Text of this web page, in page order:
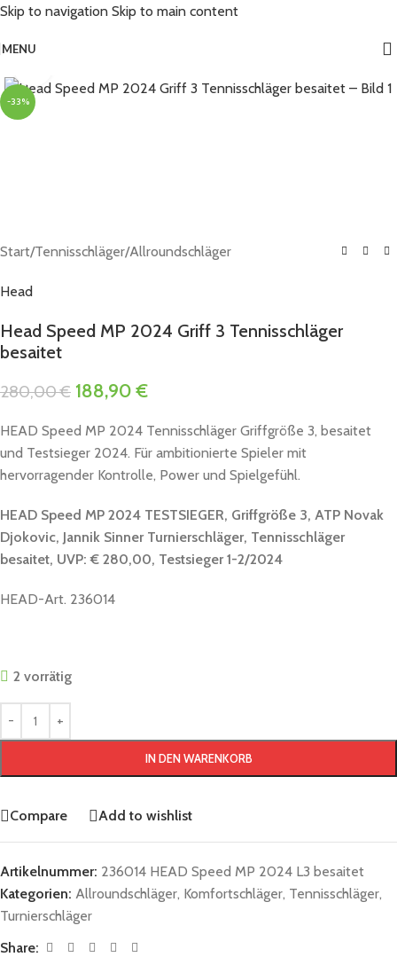
Skip to navigation Skip to main content
MENU
-33%
Start/Tennisschläger/Allroundschläger
Head
Head Speed MP 2024 Griff 3 Tennisschläger
besaitet
280,00€ 188,90€
HEAD Speed MP 2024 Tennisschläger Griffgröße 3, besaitet
und Testsieger 2024. Für ambitionierte Spieler mit
hervorragender Kontrolle, Power und Spielgefühl.
HEAD Speed MP 2024 TESTSIEGER, Griffgröße 3, ATP Novak
Djokovic, Jannik Sinner Turnierschläger, Tennisschläger
besaitet, UVP: € 280,00, Testsieger 1-2/2024
HEAD-Art. 236014
2 vorrätig
IN DEN WARENKORB
Compare Add to wishlist
Artikelnummer: 236014 HEAD Speed MP 2024 L3 besaitet
Kategorien: Allroundschläger, Komfortschläger, Tennisschläger,
Turnierschläger
Share: